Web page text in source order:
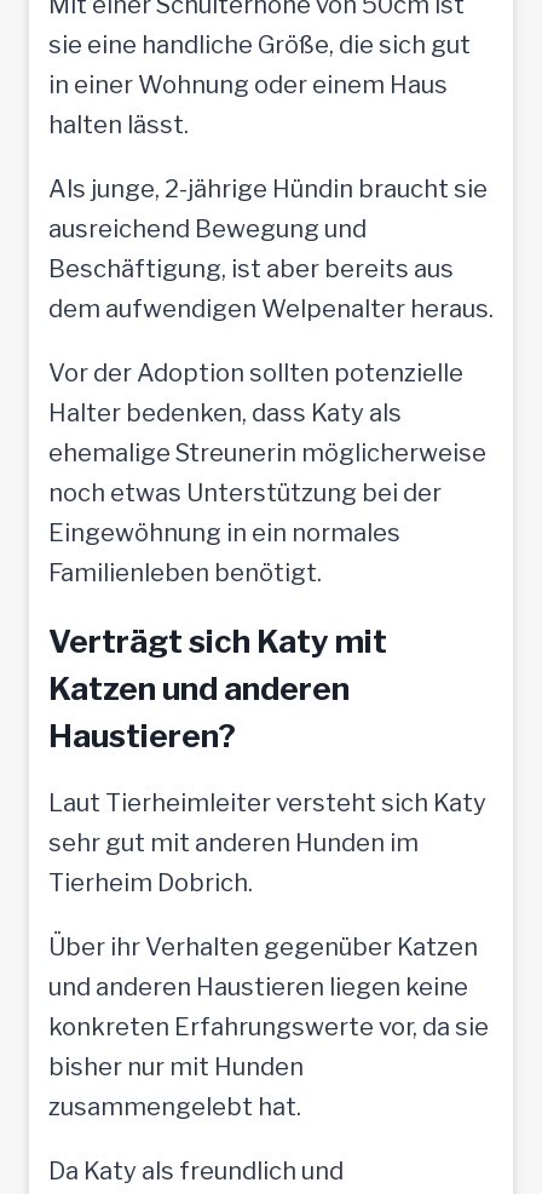
sie eine handliche Größe, die sich gut
in einer Wohnung oder einem Haus
halten lässt.
Als junge, 2-jährige Hündin braucht sie
ausreichend Bewegung und
Beschäftigung, ist aber bereits aus
dem aufwendigen Welpenalter heraus.
Vor der Adoption sollten potenzielle
Halter bedenken, dass Katy als
ehemalige Streunerin möglicherweise
noch etwas Unterstützung bei der
Eingewöhnung in ein normales
Familienleben benötigt.
Verträgt sich Katy mit
Katzen und anderen
Haustieren?
Laut Tierheimleiter versteht sich Katy
sehr gut mit anderen Hunden im
Tierheim Dobrich.
Über ihr Verhalten gegenüber Katzen
und anderen Haustieren liegen keine
konkreten Erfahrungswerte vor, da sie
bisher nur mit Hunden
zusammengelebt hat.
Da Katy als freundlich und